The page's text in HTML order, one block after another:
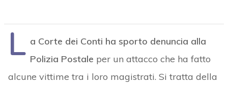
L a Corte dei Conti ha sporto denuncia alla
Polizia Postale per un attacco che ha fatto
alcune vittime tra i loro magistrati. Si tratta della